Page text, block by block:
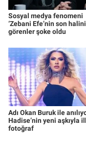
Sosyal medya fenomeni
‘Zebani Efe’nin son halini
görenler şoke oldu
Adı Okan Buruk ile
Hadise’nin yeni aşkıyla
fotoğraf